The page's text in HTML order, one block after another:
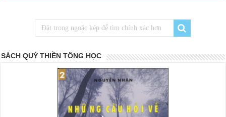
SÁCH QUÝ THIỀN TÔNG HỌC